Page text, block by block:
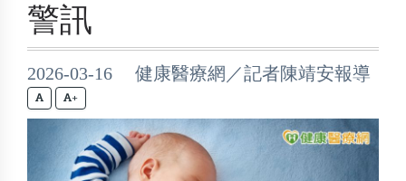
警訊
2026-03-16 健康醫療網／記者陳靖安報導
+